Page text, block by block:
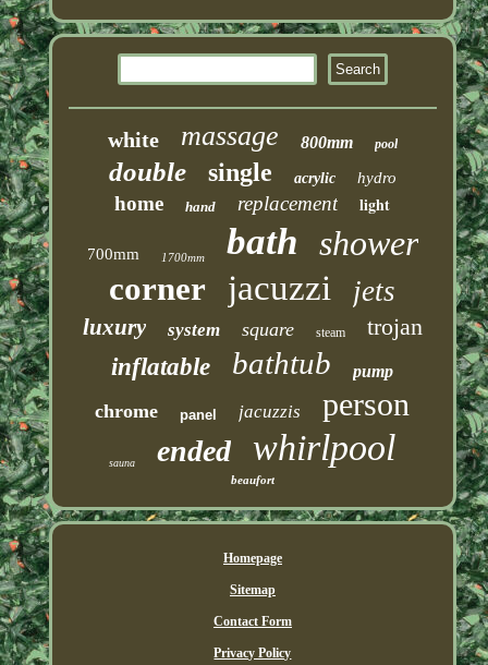
white massage 800mm pool
double single acrylic hydro
home hand replacement light
700mm 1700mm bath shower
corner jacuzzi jets
luxury system square steam
trojan
inflatable
bathtub pump
chrome panel jacuzzis person
sauna ended whirlpool
beaufort
Homepage
Sitemap
Contact Form
Privacy Policy